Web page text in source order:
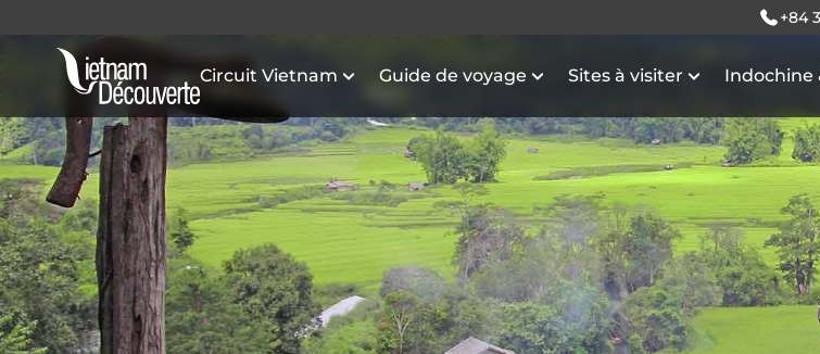
+84
Circuit Vietnam Guide de voyage Sites à visiter Indochine